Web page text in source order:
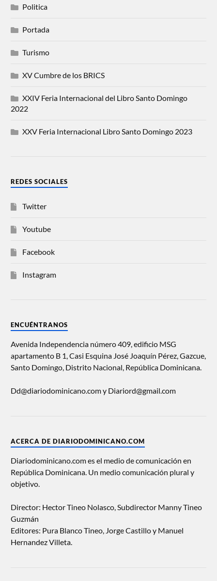
Politica
Portada
Turismo
XV Cumbre de los BRICS
XXIV Feria Internacional del Libro Santo Domingo
2022
XXV Feria Internacional Libro Santo Domingo 2023
REDES SOCIALES
Twitter
Youtube
Facebook
Instagram
ENCUÉNTRANOS
Avenida Independencia número 409, edificio MSG
apartamento B 1, Casi Esquina José Joaquín Pérez, Gazcue,
Santo Domingo, Distrito Nacional, República Dominicana.
Dd@diariodominicano.com y Diariord@gmail.com
ACERCA DE DIARIODOMINICANO.COM
Diariodominicano.com es el medio de comunicación en
República Dominicana. Un medio comunicación plural y
objetivo.
Director: Hector Tineo Nolasco, Subdirector Manny Tineo
Guzmán
Editores: Pura Blanco Tineo, Jorge Castillo y Manuel
Hernandez Villeta.